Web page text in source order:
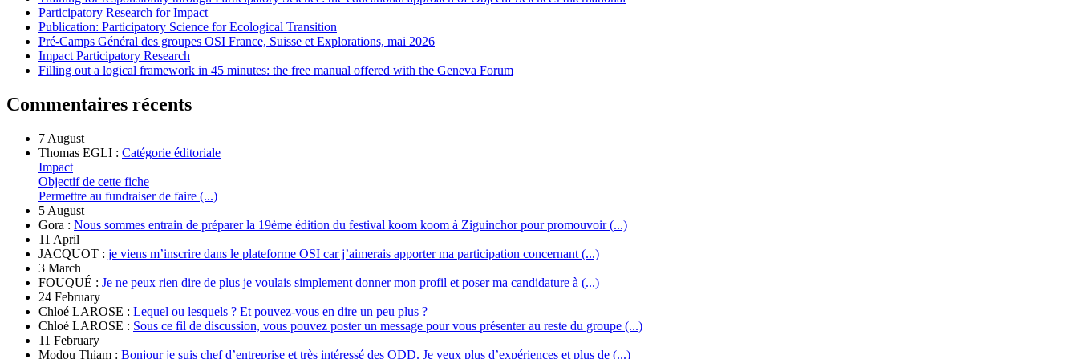
Participatory Research for Impact
Publication: Participatory Science for Ecological Transition
Pré-Camps Général des groupes OSI France, Suisse et Explorations, mai 2026
Impact Participatory Research
Filling out a logical framework in 45 minutes: the free manual offered with the Geneva Forum
Commentaires récents
7 August
Thomas EGLI : Catégorie éditoriale
Impact
Objectif de cette fiche
Permettre au fundraiser de faire (...)
5 August
Gora : Nous sommes entrain de préparer la 19ème édition du festival koom koom à Ziguinchor pour promouvoir (...)
11 April
JACQUOT : je viens m’inscrire dans le plateforme OSI car j’aimerais apporter ma participation concernant (...)
3 March
FOUQUÉ : Je ne peux rien dire de plus je voulais simplement donner mon profil et poser ma candidature à (...)
24 February
Chloé LAROSE : Lequel ou lesquels ? Et pouvez-vous en dire un peu plus ?
Chloé LAROSE : Sous ce fil de discussion, vous pouvez poster un message pour vous présenter au reste du groupe (...)
11 February
Modou Thiam : Bonjour je suis chef d’entreprise et très intéressé des ODD. Je veux plus d’expériences et plus de (...)